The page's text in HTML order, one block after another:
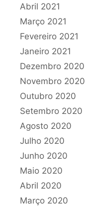
Abril 2021
Março 2021
Fevereiro 2021
Janeiro 2021
Dezembro 2020
Novembro 2020
Outubro 2020
Setembro 2020
Agosto 2020
Julho 2020
Junho 2020
Maio 2020
Abril 2020
Março 2020